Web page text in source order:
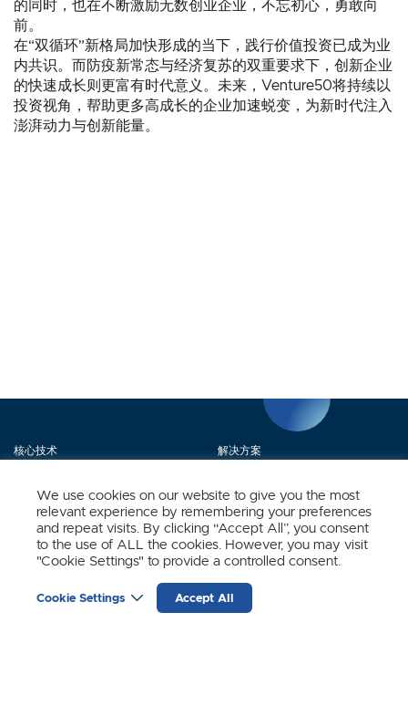
的同时，也在不断激励无数创业企业，不忘初心，勇敢向
前。
在“双循环”新格局加快形成的当下，践行价值投资已成为业
内共识。而防疫新常态与经济复苏的双重要求下，创新企业
的快速成长则更富有时代意义。未来，Venture50将持续以
投资视角，帮助更多高成长的企业加速蜕变，为新时代注入
澎湃动力与创新能量。
核心技术 解决方案
关于我们 联系我们
时识科技（SynSense）最新动态
We use cookies on our website to give you the most
relevant experience by remembering your preferences
and repeat visits. By clicking “Accept All”, you consent
to the use of ALL the cookies. However, you may visit
"Cookie Settings" to provide a controlled consent.
Cookie Settings Accept All